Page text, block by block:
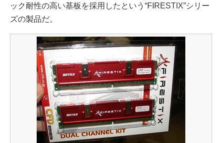
ック耐性の高い基板を採用したという“FIRESTIX”シリー
ズの製品だ。